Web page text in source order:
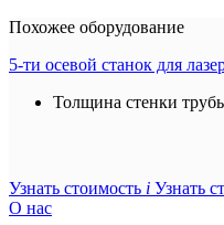
Похожее оборудование
5-ти осевой станок для
Толщина стенки
Узнать стоимость i Узнать
О нас